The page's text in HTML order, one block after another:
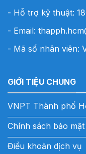
- Hỗ trợ kỹ thuật:
- Email:
- Mã số nhân viên:
GIỚI TIỆU CHUNG
VNPT Thành phố
Chính sách bảo
Điều khoản dịch vụ